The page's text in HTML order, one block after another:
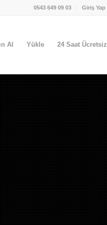
0543 649 09 03 Giriş Yap
Al Yükle 24 Saat Ücretsiz